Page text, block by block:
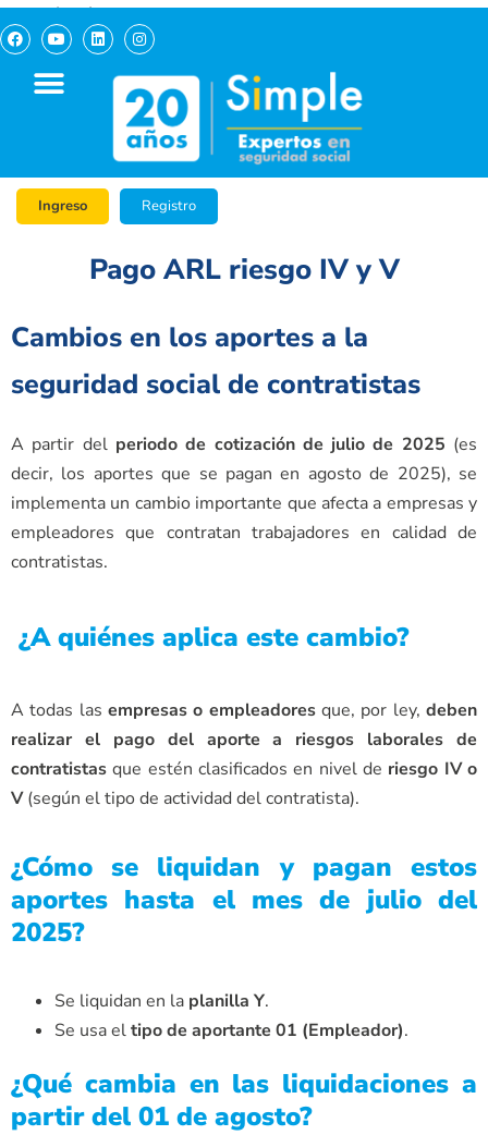
pagosimple.com
Ingreso Registro
Pago ARL riesgo IV y V
Cambios en los aportes a la
seguridad social de contratistas
A partir del periodo de cotización de julio de 2025 (es
decir, los aportes que se pagan en agosto de 2025), se
implementa un cambio importante que afecta a empresas y
empleadores que contratan trabajadores en calidad de
contratistas.
¿A quiénes aplica este cambio?
A todas las empresas o empleadoresque, por ley,deben
realizar el pago del aporte a riesgos laborales de
contratistas que estén clasificados en nivel de riesgo IV o
V(según el tipo de actividad del contratista).
¿Cómo se liquidan y pagan estos
aportes hasta el mes de julio del
2025?
Se liquidan en la planilla Y.
Se usa eltipo de aportante 01 (Empleador).
¿Qué cambia en las liquidaciones a
partir del 01 de agosto?